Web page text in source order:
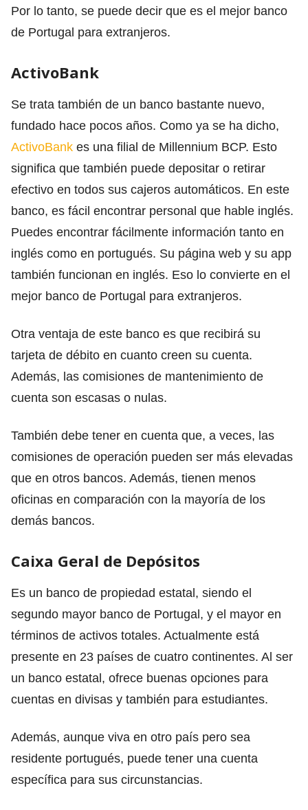
Por lo tanto, se puede decir que es el mejor banco
de Portugal para extranjeros.
ActivoBank
Se trata también de un banco bastante nuevo,
fundado hace pocos años. Como ya se ha dicho,
ActivoBank es una filial de Millennium BCP. Esto
significa que también puede depositar o retirar
efectivo en todos sus cajeros automáticos. En este
banco, es fácil encontrar personal que hable inglés.
Puedes encontrar fácilmente información tanto en
inglés como en portugués. Su página web y su app
también funcionan en inglés. Eso lo convierte en el
mejor banco de Portugal para extranjeros.
Otra ventaja de este banco es que recibirá su
tarjeta de débito en cuanto creen su cuenta.
Además, las comisiones de mantenimiento de
cuenta son escasas o nulas.
También debe tener en cuenta que, a veces, las
comisiones de operación pueden ser más elevadas
que en otros bancos. Además, tienen menos
oficinas en comparación con la mayoría de los
demás bancos.
Caixa Geral de Depósitos
Es un banco de propiedad estatal, siendo el
segundo mayor banco de Portugal, y el mayor en
términos de activos totales. Actualmente está
presente en 23 países de cuatro continentes. Al ser
un banco estatal, ofrece buenas opciones para
cuentas en divisas y también para estudiantes.
Además, aunque viva en otro país pero sea
residente portugués, puede tener una cuenta
específica para sus circunstancias.